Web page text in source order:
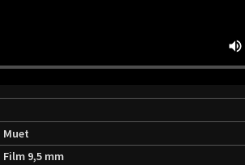
Muet
Film 9,5 mm